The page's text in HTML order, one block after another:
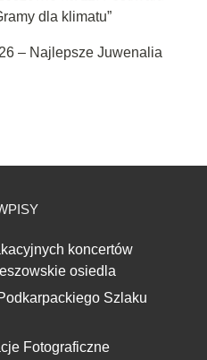
dla klimatu”
– Najlepsze Juwenalia
koncertów
osiedla
Szlaku
Fotograficzne